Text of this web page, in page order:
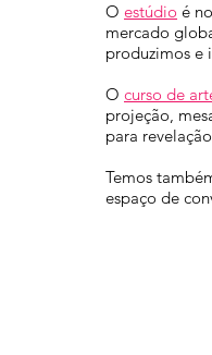
O estúdio é
mercado
produzimos e
O curso de
projeção,
para
Temos
espaço de